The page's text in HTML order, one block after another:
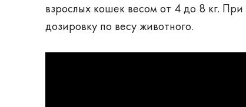
взрослых кошек весом от 4 до 8 кг.
дозировку по весу животного.